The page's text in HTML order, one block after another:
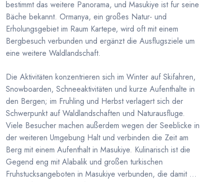
bestimmt das weitere Panorama, und Masukiye ist fur seine
Bäche bekannt. Ormanya, ein großes Natur- und
Erholungsgebiet im Raum Kartepe, wird oft mit einem
Bergbesuch verbunden und ergänzt die Ausflugsziele um
eine weitere Waldlandschaft.
Die Aktivitäten konzentrieren sich im Winter auf Skifahren,
Snowboarden, Schneeaktivitäten und kurze Aufenthalte in
den Bergen; im Fruhling und Herbst verlagert sich der
Schwerpunkt auf Waldlandschaften und Naturausfluge.
Viele Besucher machen außerdem wegen der Seeblicke in
der weiteren Umgebung Halt und verbinden die Zeit am
Berg mit einem Aufenthalt in Masukiye. Kulinarisch ist die
Gegend eng mit Alabalik und großen turkischen
Fruhstucksangeboten in Masukiye verbunden, die damit zu